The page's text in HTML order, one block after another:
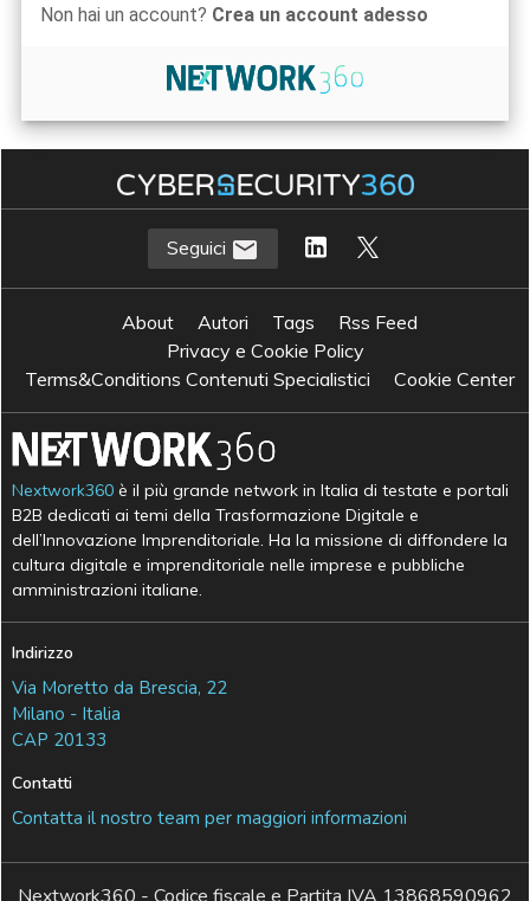
Non hai un account? Crea un account adesso
Seguici
About Autori Tags
Rss Feed
Privacy e Cookie Policy
Terms&Conditions Contenuti Specialistici
Cookie Center
Nextwork360 è il più grande network in Italia di testate e portali
B2B dedicati ai temi della Trasformazione Digitale e
dell’Innovazione Imprenditoriale. Ha la missione di diffondere la
cultura digitale e imprenditoriale nelle imprese e pubbliche
amministrazioni italiane.
Indirizzo
Via Moretto da Brescia, 22
Milano - Italia
CAP 20133
Contatti
Contatta il nostro team per maggiori informazioni